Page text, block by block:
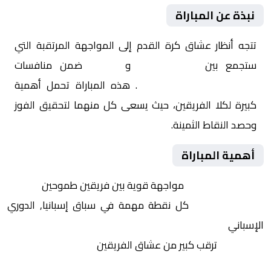
نبذة عن المباراة
تتجه أنظار عشاق كرة القدم إلى المواجهة المرتقبة التي
ستجمع بين
وفالنسيا
ضمن منافسات
. هذه المباراة تحمل أهمية
كبيرة لكلا الفريقين، حيث يسعى كل منهما لتحقيق الفوز
وحصد النقاط الثمينة.
أهمية المباراة
مواجهة قوية بين فريقين طموحين
كل نقطة مهمة في سباق إسبانيا, الدوري
الإسباني
ترقب كبير من عشاق الفريقين